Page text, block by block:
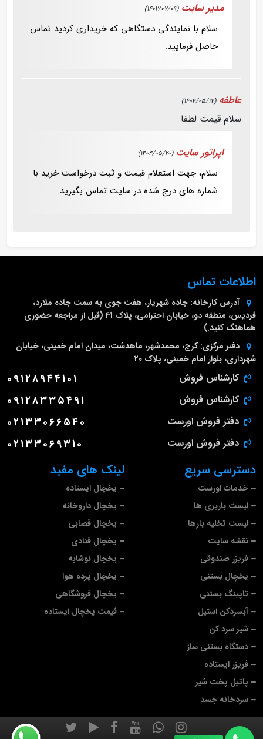
مدیر سایت (1402/07/09)
سلام با نمایندگی دستگاهی که خریداری کردید تماس
حاصل فرمایید.
عاطفه (1404/05/17)
سلام قیمت لطفا
اپراتور سایت (1404/05/20)
سلام، جهت استعلام قیمت و ثبت درخواست خرید با
شماره های درج شده در سایت تماس بگیرید.
لینک های مفید
یخچال ایستاده
یخچال داروخانه
یخچال قصابی
یخچال قنادی
یخچال نوشابه
یخچال پرده هوا
یخچال فروشگاهی
قیمت یخچال ایستاده
دسترسی سریع
خدمات اورست
لیست باربری ها
لیست تخلیه بارها
نقشه سایت
فریزر صندوقی
یخچال بستنی
تاپینگ بستنی
آبسردکن استیل
شیر سرد کن
دستگاه بستنی ساز
فریزر ایستاده
پاتیل پخت شیر
سردخانه جسد
اطلاعات تماس
آدرس کارخانه: جاده شهریار، هفت جوی به سمت جاده ملارد،
فردیس، منطقه دو، خیابان احترامی، پلاک 41 (قبل از مراجعه حضوری
هماهنگ کنید.)
دفتر مرکزی: کرج، محمدشهر، ماهدشت، میدان امام خمینی، خیابان
شهرداری، بلوار امام خمینی، پلاک ۲۰
کارشناس فروش ۰۹۱۲۸۹۴۴۱۰۱
کارشناس فروش ۰۹۱۲۸۳۳۵۴۹۱
دفتر فروش اورست ۰۲۱۳۳۰۶۶۵۴۰
دفتر فروش اورست ۰۲۱۳۳۰۶۹۳۱۰